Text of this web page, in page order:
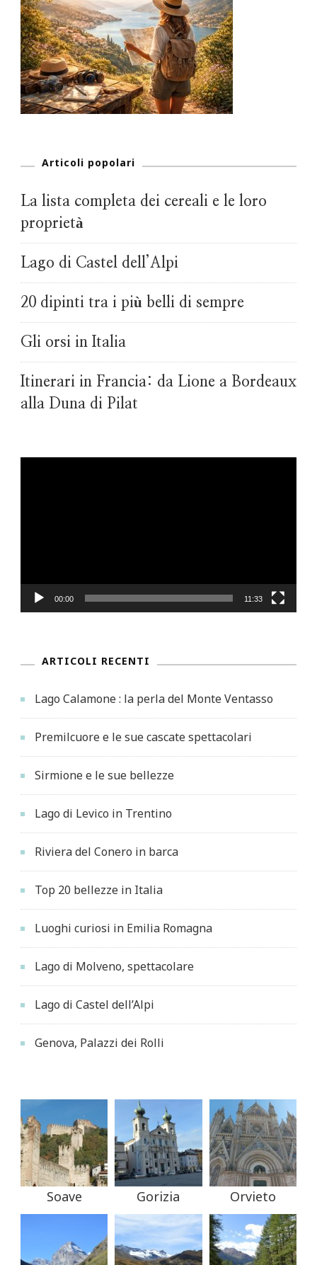
Articoli popolari
La lista completa dei cereali e le loro
proprietà
Lago di Castel dell’Alpi
20 dipinti tra i più belli di sempre
Gli orsi in Italia
Itinerari in Francia: da Lione a Bordeaux
alla Duna di Pilat
00:00 11:33
ARTICOLI RECENTI
Lago Calamone : la perla del Monte Ventasso
Premilcuore e le sue cascate spettacolari
Sirmione e le sue bellezze
Lago di Levico in Trentino
Riviera del Conero in barca
Top 20 bellezze in Italia
Luoghi curiosi in Emilia Romagna
Lago di Molveno, spettacolare
Lago di Castel dell’Alpi
Genova, Palazzi dei Rolli
Soave Gorizia Orvieto